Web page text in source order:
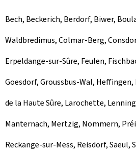
Bech, Beckerich, Berdorf, Biwer,
Waldbredimus, Colmar-Berg,
Erpeldange-sur-Sûre, Feulen,
Goesdorf, Groussbus-Wal,
de la Haute Sûre, Larochette,
Manternach, Mertzig, Nommern,
Reckange-sur-Mess, Reisdorf, Saeul,